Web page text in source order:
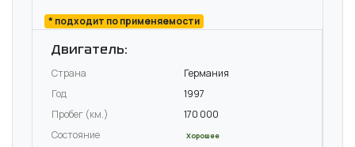
* подходит по применяемости
Двигатель:
Страна
Германия
Год
1997
Пробег (км.)
170 000
Состояние
Хорошее